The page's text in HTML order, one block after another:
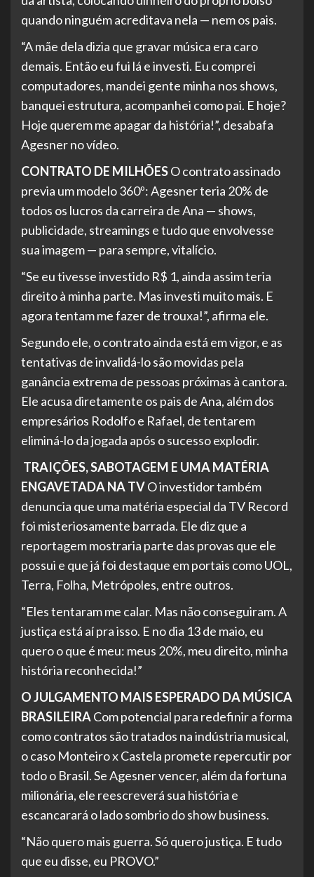
quando ninguém acreditava nela — nem os pais.
“A mãe dela dizia que gravar música era caro
demais. Então eu fui lá e investi. Eu comprei
computadores, mandei gente minha nos shows,
banquei estrutura, acompanhei como pai. E hoje?
Hoje querem me apagar da história!”, desabafa
Agesner no vídeo.
CONTRATO DE MILHÕESO contrato assinado
previa um modelo 360º: Agesner teria 20% de
todos os lucros da carreira de Ana — shows,
publicidade, streamings e tudo que envolvesse
sua imagem — para sempre, vitalício.
“Se eu tivesse investido R$ 1, ainda assim teria
direito à minha parte. Mas investi muito mais. E
agora tentam me fazer de trouxa!”, afirma ele.
Segundo ele, o contrato ainda está em vigor, e as
tentativas de invalidá-lo são movidas pela
ganância extrema de pessoas próximas à cantora.
Ele acusa diretamente os pais de Ana, além dos
empresários Rodolfo e Rafael, de tentarem
eliminá-lo da jogada após o sucesso explodir.
TRAIÇÕES, SABOTAGEM E UMA MATÉRIA
ENGAVETADA NA TVO investidor também
denuncia que uma matéria especial da TV Record
foi misteriosamente barrada. Ele diz que a
reportagem mostraria parte das provas que ele
possui e que já foi destaque em portais como UOL,
Terra, Folha, Metrópoles, entre outros.
“Eles tentaram me calar. Mas não conseguiram. A
justiça está aí pra isso. E no dia 13 de maio, eu
quero o que é meu: meus 20%, meu direito, minha
história reconhecida!”
O JULGAMENTO MAIS ESPERADO DA MÚSICA
BRASILEIRACom potencial para redefinir a forma
como contratos são tratados na indústria musical,
o caso Monteiro x Castela promete repercutir por
todo o Brasil. Se Agesner vencer, além da fortuna
milionária, ele reescreverá sua história e
escancarará o lado sombrio do show business.
“Não quero mais guerra. Só quero justiça. E tudo
que eu disse, eu PROVO.”